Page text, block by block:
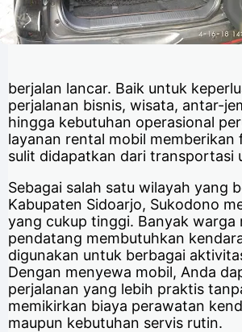
berjalan lancar. Baik untuk
perjalanan bisnis, wisata, antar-
hingga kebutuhan operasional
layanan rental mobil memberikan
sulit didapatkan dari transportasi
Sebagai salah satu wilayah yang
Kabupaten Sidoarjo, Sukodono
yang cukup tinggi. Banyak warga
pendatang membutuhkan
digunakan untuk berbagai
Dengan menyewa mobil, Anda
perjalanan yang lebih praktis
memikirkan biaya perawatan
maupun kebutuhan servis rutin.